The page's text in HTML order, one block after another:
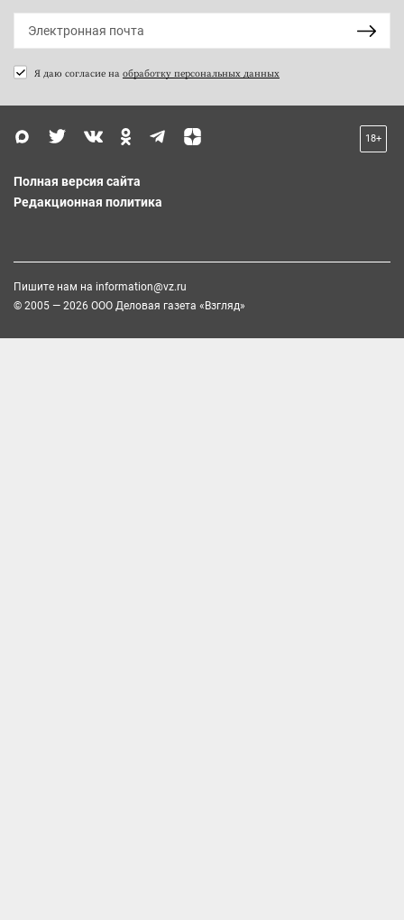
Я даю согласие на обработку персональных данных
18+
Полная версия сайта
Редакционная политика
Пишите нам на information@vz.ru
© 2005 — 2026 ООО Деловая газета «Взгляд»